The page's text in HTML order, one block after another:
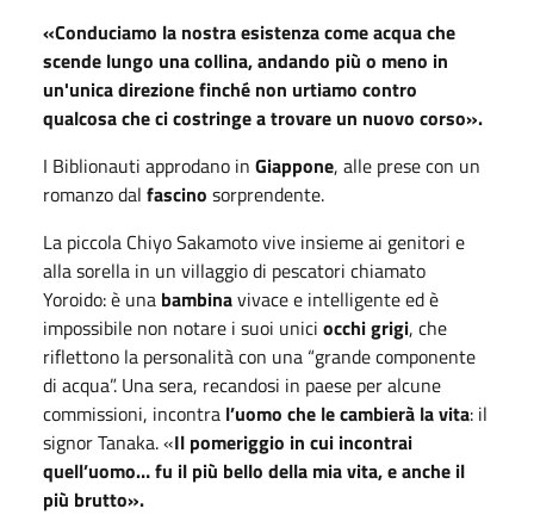
«Conduciamo la nostra esistenza come acqua che
scende lungo una collina, andando più o meno in
un'unica direzione finché non urtiamo contro
qualcosa che ci costringe a trovare un nuovo corso».
I Biblionauti approdano in Giappone, alle prese con un
romanzo dal fascino sorprendente.
La piccola Chiyo Sakamoto vive insieme ai genitori e
alla sorella in un villaggio di pescatori chiamato
Yoroido: è una bambinavivace e intelligente ed è
impossibile non notare i suoi unici occhi grigi, che
riflettono la personalità con una “grande componente
di acqua”. Una sera, recandosi in paese per alcune
commissioni, incontra l’uomo che le cambierà la vita: il
signor Tanaka. «Il pomeriggio in cui incontrai
quell’uomo… fu il più bello della mia vita, e anche il
più brutto».